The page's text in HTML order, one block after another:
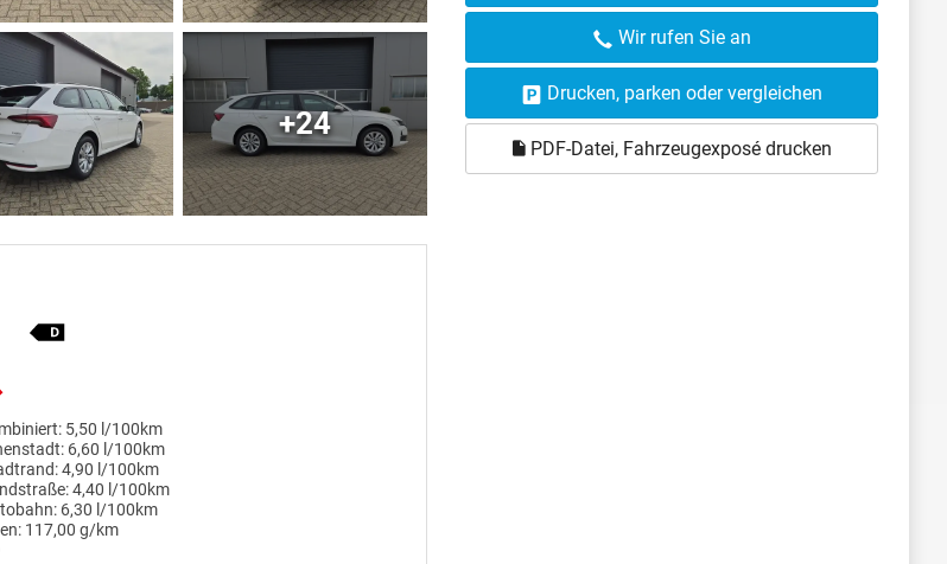
Wir rufen Sie an
Drucken, parken oder vergleichen
PDF-Datei, Fahrzeugexposé drucken
+24
5,50 l/100km
6,60 l/100km
4,90 l/100km
4,40 l/100km
6,30 l/100km
117,00 g/km